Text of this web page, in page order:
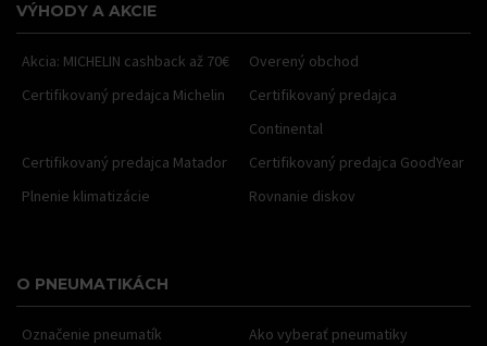
VÝHODY A AKCIE
Akcia: MICHELIN cashback až 70€
Overený obchod
Certifikovaný predajca Michelin
Certifikovaný predajca
Continental
Certifikovaný predajca Matador
Certifikovaný predajca GoodYear
Plnenie klimatizácie
Rovnanie diskov
O PNEUMATIKÁCH
Označenie pneumatík
Ako vyberať pneumatiky